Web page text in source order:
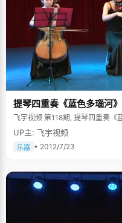
提琴四重奏《蓝色多瑙河
飞宇视频 第118期, 提琴四重奏《
UP主: 飞宇视频
乐器 • 2012/7/23